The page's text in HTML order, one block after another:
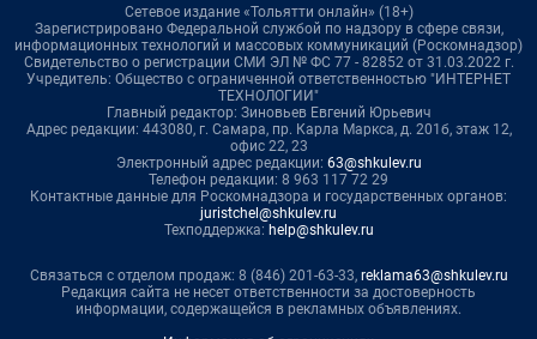
Сетевое издание «Тольятти онлайн» (18+)
Зарегистрировано Федеральной службой по надзору в сфере связи,
информационных технологий и массовых коммуникаций (Роскомнадзор)
Свидетельство о регистрации СМИ ЭЛ № ФС 77 - 82852 от 31.03.2022 г.
Учредитель: Общество с ограниченной ответственностью "ИНТЕРНЕТ
ТЕХНОЛОГИИ"
Главный редактор: Зиновьев Евгений Юрьевич
Адрес редакции: 443080, г. Самара, пр. Карла Маркса, д. 201б, этаж 12,
офис 22, 23
Электронный адрес редакции: 63@shkulev.ru
Телефон редакции: 8 963 117 72 29
Контактные данные для Роскомнадзора и государственных органов:
juristchel@shkulev.ru
Техподдержка: help@shkulev.ru
Связаться с отделом продаж: 8 (846) 201-63-33, reklama63@shkulev.ru
Редакция сайта не несет ответственности за достоверность
информации, содержащейся в рекламных объявлениях.